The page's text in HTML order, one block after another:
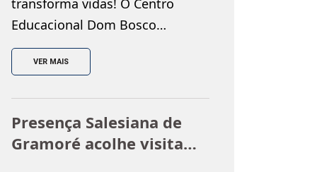
Educacional Dom Bosco
apresenta a Taça Oratório Dom
Bosco 2026, uma competição
grande celebração do esporte,
da convivência e da
VER MAIS
Presença Salesiana de
Gramoré acolhe visita